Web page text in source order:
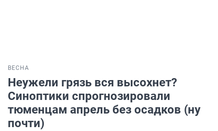
ВЕСНА
Неужели грязь вся высохнет?
Синоптики спрогнозировали
тюменцам апрель без осадков (ну
почти)